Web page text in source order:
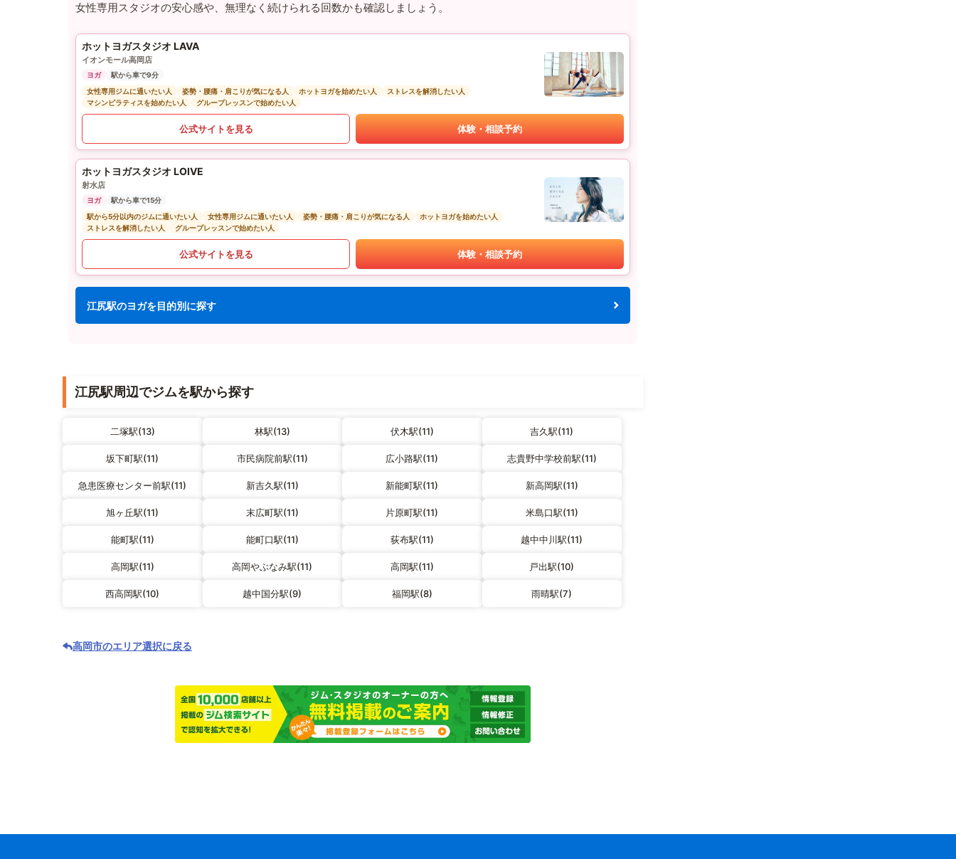
女性専用スタジオの安心感や、無理なく続けられる回数かも確認しましょう。
ホットヨガスタジオ LAVA
イオンモール高岡店
ヨガ
駅から車で9分
女性専用ジムに通いたい人
姿勢・腰痛・肩こりが気になる人 ホットヨガを始めたい人
ストレスを解消したい人
マシンピラティスを始めたい人
グループレッスンで始めたい人
公式サイトを見る 体験・相談予約
ホットヨガスタジオ LOIVE
射水店
ヨガ
駅から車で15分
駅から5分以内のジムに通いたい人
女性専用ジムに通いたい人 姿勢・腰痛・肩こりが気になる人
ホットヨガを始めたい人
ストレスを解消したい人
グループレッスンで始めたい人
公式サイトを見る 体験・相談予約
江尻駅のヨガを目的別に探す
江尻駅周辺でジムを駅から探す
二塚駅(13) 林駅(13) 伏木駅(11) 吉久駅(11)
坂下町駅(11) 市民病院前駅(11) 広小路駅(11) 志貴野中学校前駅(11)
急患医療センター前駅(11) 新吉久駅(11) 新能町駅(11) 新高岡駅(11)
旭ヶ丘駅(11) 末広町駅(11) 片原町駅(11) 米島口駅(11)
能町駅(11) 能町口駅(11) 荻布駅(11) 越中中川駅(11)
高岡駅(11) 高岡やぶなみ駅(11) 高岡駅(11) 戸出駅(10)
西高岡駅(10) 越中国分駅(9) 福岡駅(8) 雨晴駅(7)
高岡市のエリア選択に戻る